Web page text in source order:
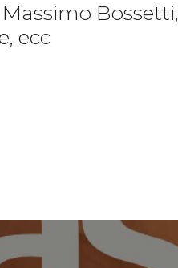
Bossetti,
ecc